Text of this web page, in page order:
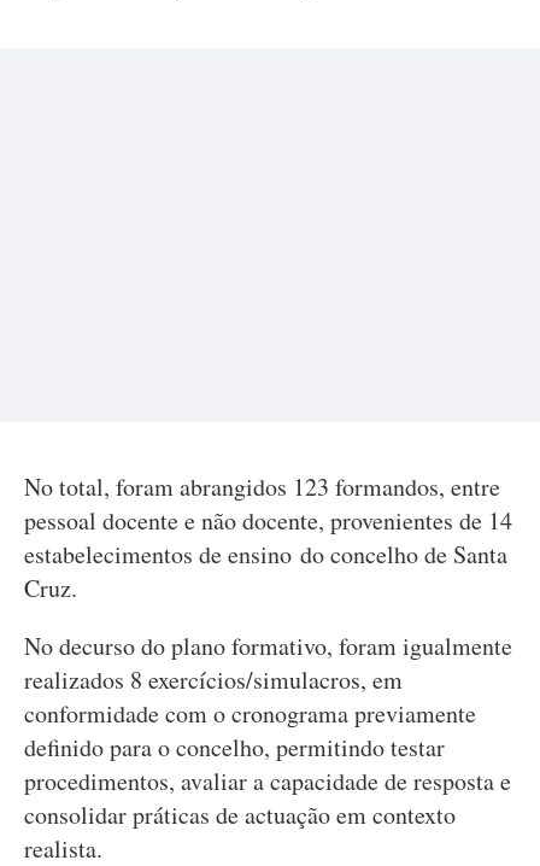
No total, foram abrangidos 123 formandos, entre
pessoal docente e não docente, provenientes de 14
estabelecimentos de ensino do concelho de Santa
Cruz.
No decurso do plano formativo, foram igualmente
realizados 8 exercícios/simulacros, em
conformidade com o cronograma previamente
definido para o concelho, permitindo testar
procedimentos, avaliar a capacidade de resposta e
consolidar práticas de actuação em contexto
realista.